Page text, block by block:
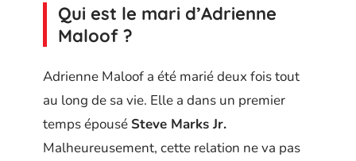
Qui est le mari d’Adrienne
Maloof ?
Adrienne Maloof a été marié deux fois tout
au long de sa vie. Elle a dans un premier
temps épousé Steve Marks Jr.
Malheureusement, cette relation ne va pas